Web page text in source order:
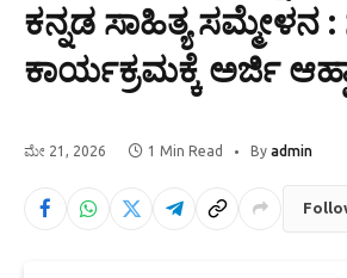
ಕನ್ನಡ ಸಾಹಿತ್ಯ ಸಮ್ಮೇಳನ :
ಕಾರ್ಯಕ್ರಮಕ್ಕೆ ಅರ್ಜಿ
ಮೇ 21, 2026 1 Min Read By admin